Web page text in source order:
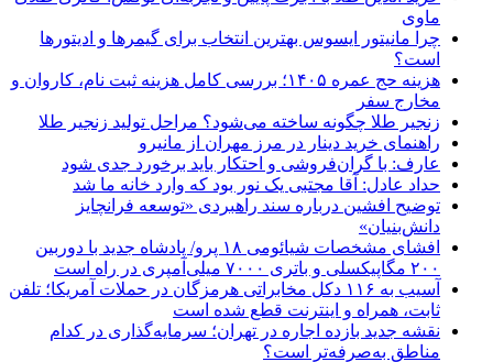
ماوی
چرا مانیتور ایسوس بهترین انتخاب برای گیمرها و ادیتورها
است؟
هزینه حج عمره ۱۴۰۵؛ بررسی کامل هزینه ثبت نام، کاروان و
مخارج سفر
زنجیر طلا چگونه ساخته می‌شود؟ مراحل تولید زنجیر طلا
راهنمای خرید دینار در مرز مهران از مانیرو
عارف: با گران‌فروشی و احتکار باید برخورد جدی شود
حداد عادل: آقا مجتبی یک نور بود که وارد خانه ما شد
توضیح افشین درباره سند راهبردی «توسعه فرانچایز
دانش‌بنیان»
افشای مشخصات شیائومی ۱۸ پرو/ پادشاه جدید با دوربین
۲۰۰ مگاپیکسلی و باتری ۷۰۰۰ میلی‌آمپری در راه است
آسیب به ۱۱۶ دکل مخابراتی هرمزگان در حملات آمریکا؛ تلفن
ثابت، همراه و اینترنت ‌قطع شده است
نقشه جدید بازده اجاره در تهران؛ سرمایه‌گذاری در کدام
مناطق به‌صرفه‌تر است؟